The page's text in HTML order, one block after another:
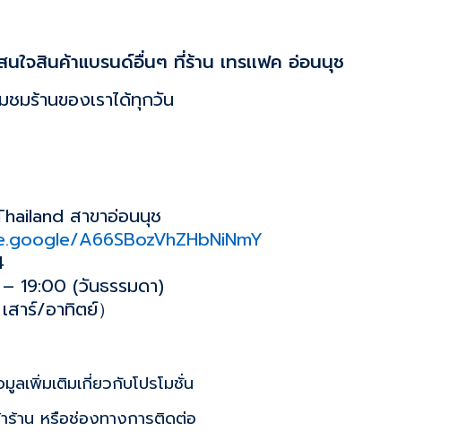
ใจสินค้าแบรนด์อื่นๆ ที่ร้าน เทรเเฟค อ่อนนุช
ชมร้านของเราได้ทุกวัน
สาขาอ่อนนุช
A66SBozVhZHbNiNmY
19:00 (วันธรรมดา)
าร์/อาทิตย์）
ลเพิ่มเติมเกี่ยวกับโปรโมชั่น
ร้าน หรือช่องทางการติดต่อ